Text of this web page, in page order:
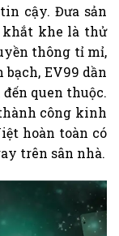
cậy. Đưa sản
khắt khe là thử
thông tỉ mỉ,
EV99 dần
quen thuộc.
công kinh
hoàn toàn có
trên sân nhà.